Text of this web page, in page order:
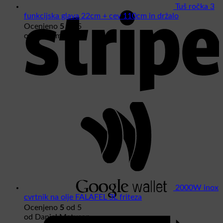
Tuš ročka 3
funkcijska glava 22cm + cev 110cm in držalo
Ocenjeno 5od 5
od Anonimno
2000W inox
cvrtnik na olje FALAFEL 3L friteza
Ocenjeno 5 od 5
od Daniel Matusan